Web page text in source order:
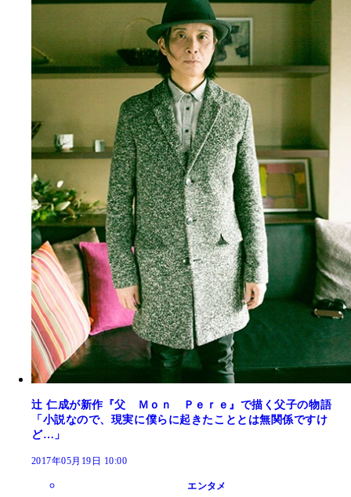
辻 仁成が新作『父 Ｍｏｎ Ｐｅｒｅ』で描く父子の物語
「小説なので、現実に僕らに起きたこととは無関係ですけ
ど…」
2017年05月19日 10:00
エンタメ